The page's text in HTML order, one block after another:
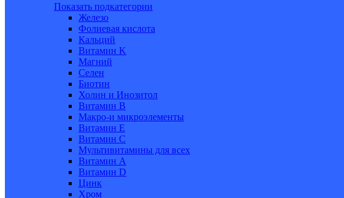
Показать подкатегории
Железо
Фолиевая кислота
Кальций
Витамин K
Магний
Селен
Биотин
Холин и Инозитол
Витамин B
Макро-и микроэлементы
Витамин Е
Витамин С
Мультивитамины для всех
Витамин A
Витамин D
Цинк
Хром